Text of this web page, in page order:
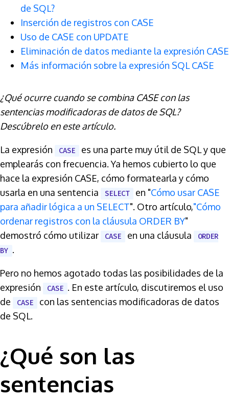
de SQL?
Inserción de registros con CASE
Uso de CASE con UPDATE
Eliminación de datos mediante la expresión CASE
Más información sobre la expresión SQL CASE
¿Qué ocurre cuando se combina CASE con las
sentencias modificadoras de datos de SQL?
Descúbrelo en este artículo.
La expresión CASE
es una parte muy útil de SQL y que
emplearás con frecuencia. Ya hemos cubierto lo que
hace la expresión CASE, cómo formatearla y cómo
usarla en una sentencia
SELECT en "Cómo usar CASE
para añadir lógica a un SELECT". Otro artículo,"Cómo
ordenar registros con la cláusula ORDER BY"
demostró cómo utilizar
CASE en una cláusula
ORDER
BY .
Pero no hemos agotado todas las posibilidades de la
expresión
CASE . En este artículo, discutiremos el uso
de
CASE
con las sentencias modificadoras de datos
de SQL.
¿Qué son las
sentencias